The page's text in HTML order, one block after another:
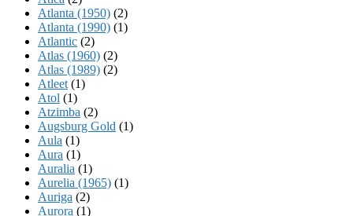
Atlanta (1950) (2)
Atlanta (1990) (1)
Atlantic (2)
Atlas (1960) (2)
Atlas (1989) (2)
Atleet (1)
Atol (1)
Atzimba (2)
Augsburg Gold (1)
Aula (1)
Aura (1)
Auralia (1)
Aurelia (1965) (1)
Auriga (2)
Aurora (1)